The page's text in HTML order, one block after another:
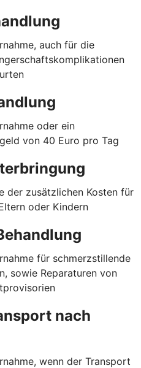
auch für die
oder ein
von 40 Euro pro Tag
der zusätzlichen Kosten für
oder Kindern
für schmerzstillende
sowie Reparaturen von
nach
wenn der Transport